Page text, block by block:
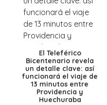
El Teleférico
Bicentenario revela
un detalle clave: así
funcionará el viaje de
13 minutos entre
Providencia y
Huechuraba